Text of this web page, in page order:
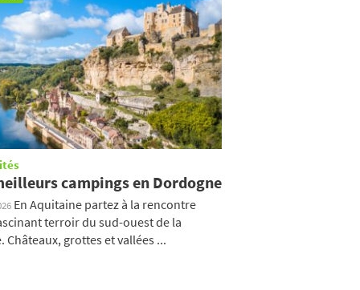
campings en Dordogne
En Aquitaine partez à la rencontre
terroir du sud-ouest de la
Châteaux, grottes et vallées ...